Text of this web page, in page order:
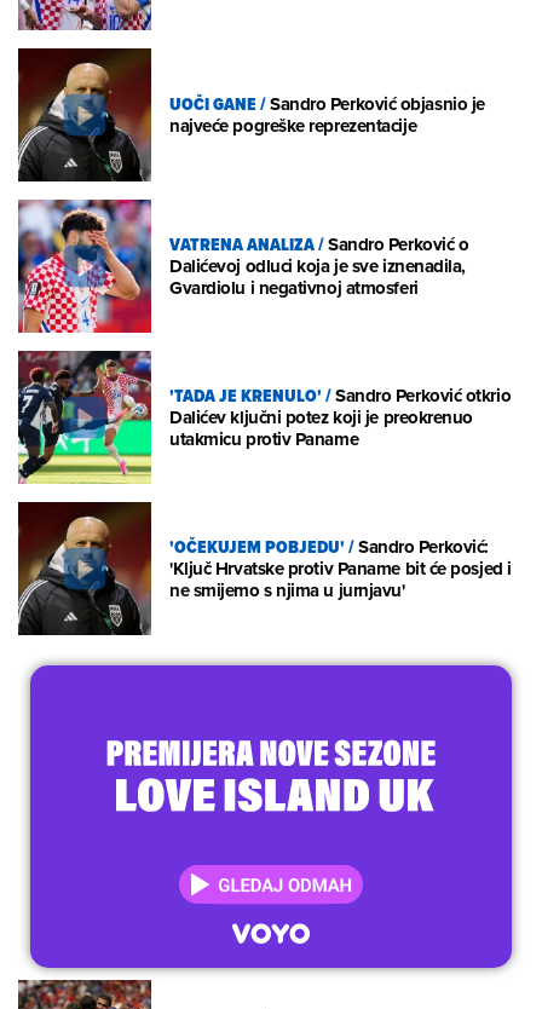
UOČI GANE/Sandro Perković objasnio je
najveće pogreške reprezentacije
VATRENA ANALIZA/Sandro Perković o
Dalićevoj odluci koja je sve iznenadila,
Gvardiolu i negativnoj atmosferi
'TADA JE KRENULO'/Sandro Perković otkrio
Dalićev ključni potez koji je preokrenuo
utakmicu protiv Paname
'OČEKUJEM POBJEDU'/Sandro Perković:
'Ključ Hrvatske protiv Paname bit će posjed i
ne smijemo s njima u jurnjavu'